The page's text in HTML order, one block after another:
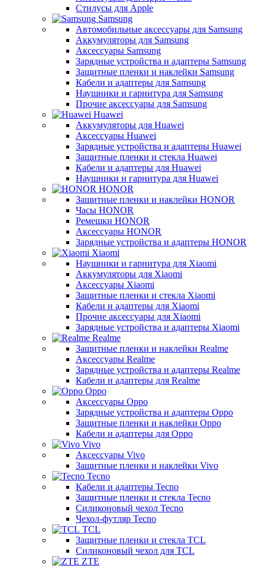
Стилусы для Apple
Samsung
Автомобильные аксессуары для Samsung
Аккумуляторы для Samsung
Аксессуары Samsung
Зарядные устройства и адаптеры Samsung
Защитные пленки и наклейки Samsung
Кабели и адаптеры для Samsung
Наушники и гарнитура для Samsung
Прочие аксессуары для Samsung
Huawei
Аккумуляторы для Huawei
Аксессуары Huawei
Зарядные устройства и адаптеры Huawei
Защитные пленки и стекла Huawei
Кабели и адаптеры для Huawei
Наушники и гарнитура для Huawei
HONOR
Защитные пленки и наклейки HONOR
Часы HONOR
Ремешки HONOR
Аксессуары HONOR
Зарядные устройства и адаптеры HONOR
Xiaomi
Наушники и гарнитура для Xiaomi
Аккумуляторы для Xiaomi
Аксессуары Xiaomi
Защитные пленки и стекла Xiaomi
Кабели и адаптеры для Xiaomi
Прочие аксессуары для Xiaomi
Зарядные устройства и адаптеры Xiaomi
Realme
Защитные пленки и наклейки Realme
Аксессуары Realme
Зарядные устройства и адаптеры Realme
Кабели и адаптеры для Realme
Oppo
Аксессуары Oppo
Зарядные устройства и адаптеры Oppo
Защитные пленки и наклейки Oppo
Кабели и адаптеры для Oppo
Vivo
Аксессуары Vivo
Защитные пленки и наклейки Vivo
Tecno
Кабели и адаптеры Tecno
Защитные пленки и стекла Tecno
Силиконовый чехол Tecno
Чехол-футляр Tecno
TCL
Защитные пленки и стекла TCL
Силиконовый чехол для TCL
ZTE